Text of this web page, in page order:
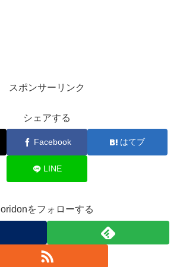
スポンサーリンク
シェアする
Facebook はてブ
LINE
oridonをフォローする